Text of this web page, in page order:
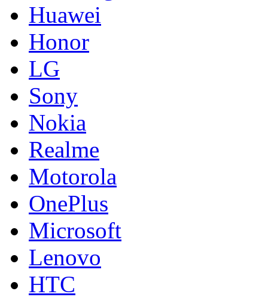
Huawei
Honor
LG
Sony
Nokia
Realme
Motorola
OnePlus
Microsoft
Lenovo
HTC